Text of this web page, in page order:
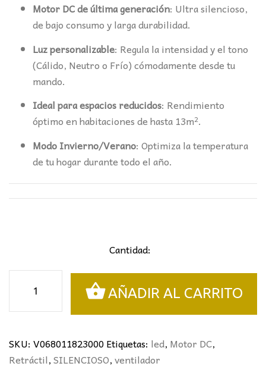
Motor DC de última generación: Ultra silencioso,
de bajo consumo y larga durabilidad.
Luz personalizable: Regula la intensidad y el tono
(Cálido, Neutro o Frío) cómodamente desde tu
mando.
Ideal para espacios reducidos: Rendimiento
óptimo en habitaciones de hasta 13m².
Modo Invierno/Verano: Optimiza la temperatura
de tu hogar durante todo el año.
Cantidad:
RETRÁCTIL
MINI
MADERA
Ø91CMS
AÑADIR AL CARRITO
SKU: V068011823000Etiquetas: led, Motor DC,
Retráctil,SILENCIOSO,ventilador